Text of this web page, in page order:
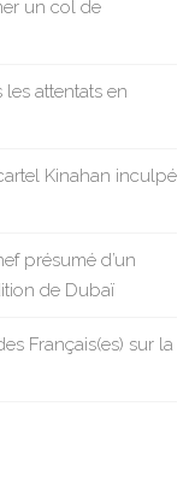
un col de
attentats en
Kinahan inculpé
présumé d’un
de Dubaï
Français(es) sur la